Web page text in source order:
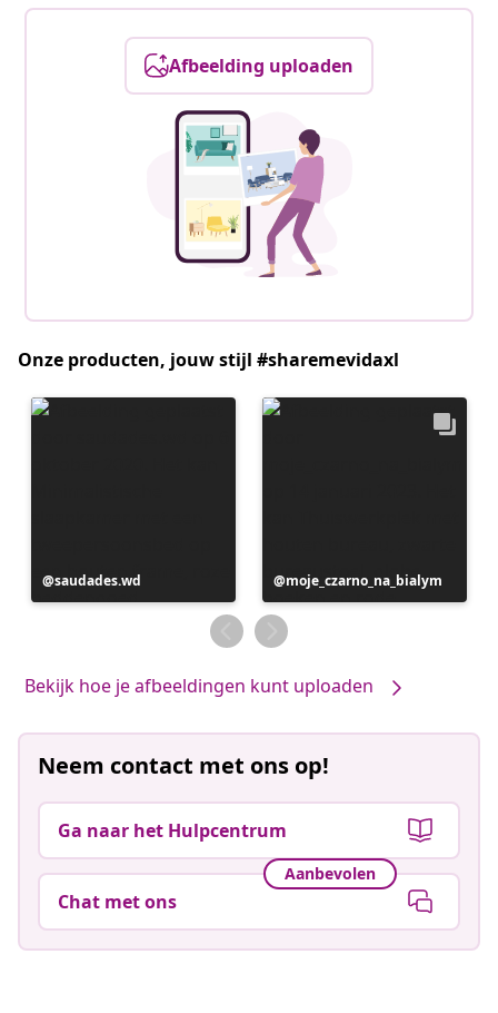
Afbeelding uploaden
Onze producten, jouw stijl #sharemevidaxl
Bericht
gepubliceerd
saudades.wd
Bericht
gepubliceerd
door
moje_czarno_na_bialym
Bekijk hoe je afbeeldingen kunt uploaden
Neem contact met ons op!
Ga naar het Hulpcentrum
Aanbevolen
Chat met ons